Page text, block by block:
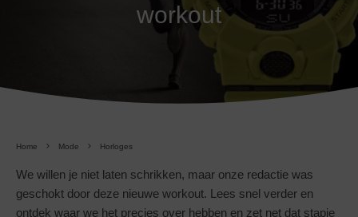
workout
Home Mode Horloges
We willen je niet laten schrikken, maar onze redactie was
geschokt door deze nieuwe workout. Lees snel verder en
ontdek waar we het precies over hebben en zet net dat stapje